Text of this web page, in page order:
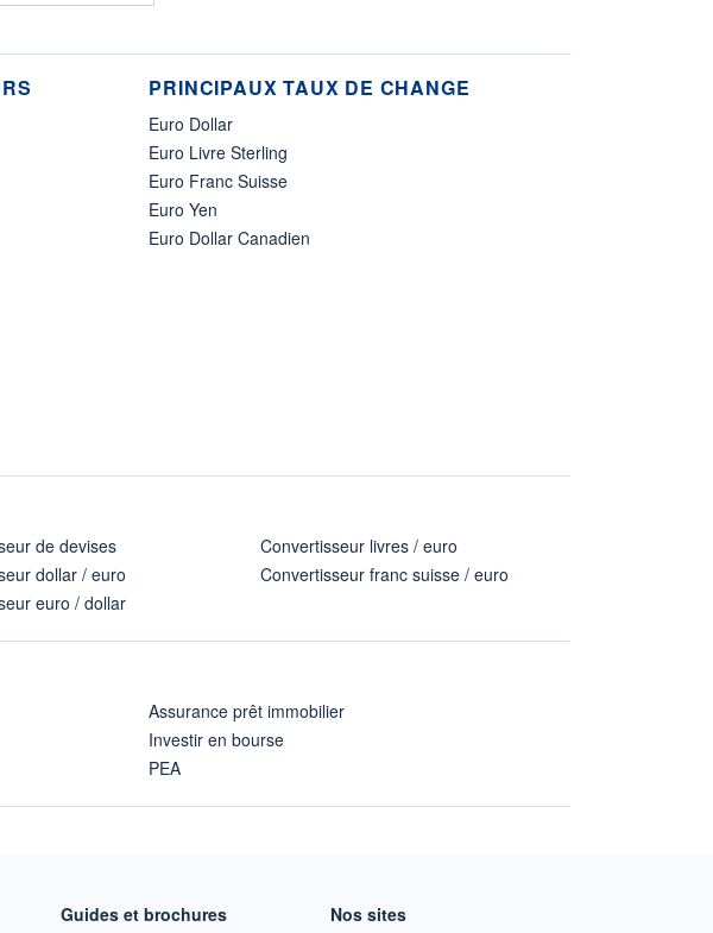
PRINCIPAUX TAUX DE CHANGE
Euro Dollar
Euro Livre Sterling
Euro Franc Suisse
Euro Yen
Euro Dollar Canadien
de devises
dollar / euro
euro / dollar
Convertisseur livres / euro
Convertisseur franc suisse / euro
Assurance prêt immobilier
Investir en bourse
PEA
Guides et brochures Nos sites